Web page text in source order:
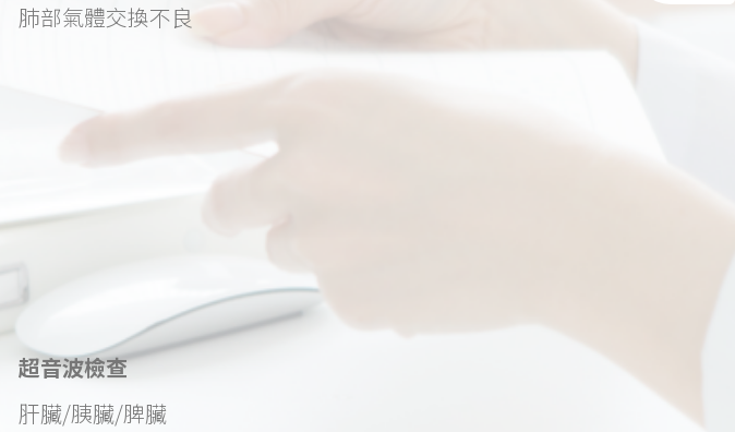
肺部氣體交換不良
超音波檢查
肝臟/胰臟/脾臟